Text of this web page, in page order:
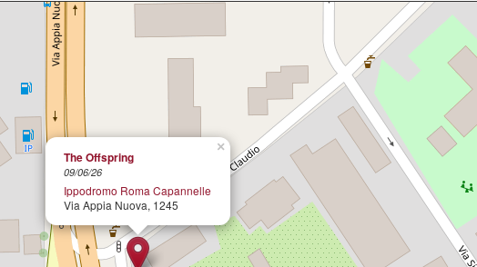
×
The Offspring
09/06/26
Ippodromo Roma Capannelle
Via Appia Nuova, 1245